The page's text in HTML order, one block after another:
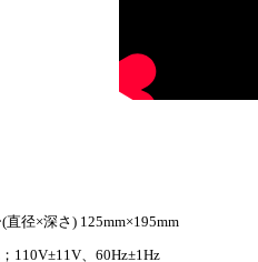
径×深さ) 125mm×195mm
110V±11V、60Hz±1Hz